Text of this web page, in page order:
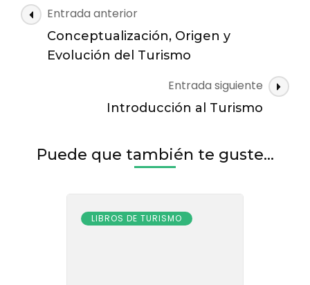
Navegación
de
Entrada anterior
Conceptualización, Origen y
Evolución del Turismo
Entrada siguiente
Introducción al Turismo
Puede que también te guste...
LIBROS DE TURISMO